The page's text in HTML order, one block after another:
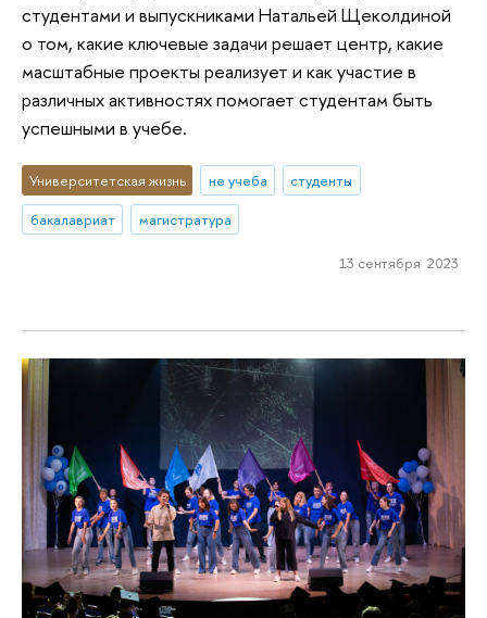
студентами и выпускниками Натальей Щеколдиной
о том, какие ключевые задачи решает центр, какие
масштабные проекты реализует и как участие в
различных активностях помогает студентам быть
успешными в учебе.
Университетская жизнь не учеба
студенты
бакалавриат
магистратура
13 сентября 2023